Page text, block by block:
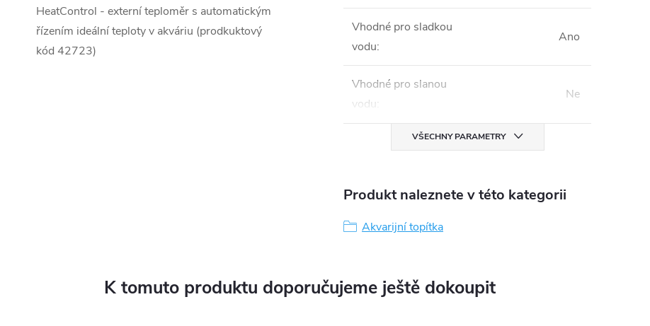
HeatControl - externí teploměr s automatickým
řízením ideální teploty v akváriu (prodkuktový
kód 42723)
Vhodné pro sladkou
vodu:
Ano
Vhodné pro slanou
vodu :
Ne
VŠECHNY PARAMETRY
Produkt naleznete v této kategorii
Akvarijní topítka
K tomuto produktu doporučujeme ještě dokoupit